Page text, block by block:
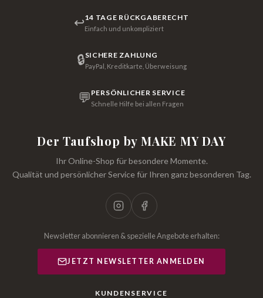
↩14 TAGE RÜCKGABERECHT
Einfach und unkompliziert
🔒SICHERE ZAHLUNG
PayPal, Kreditkarte, Überweisung
💬 PERSÖNLICHER SERVICE
Schnelle Hilfe bei allen Fragen
Der Taufshop by MAKE MY DAY
Ihr Online-Shop für besondere Momente.
Qualität und persönlicher Service für Ihren ganz besonderen Tag.
Newsletter abonnieren & spezielle Angebote erhalten:
JETZT NEWSLETTER ANMELDEN
KUNDENSERVICE